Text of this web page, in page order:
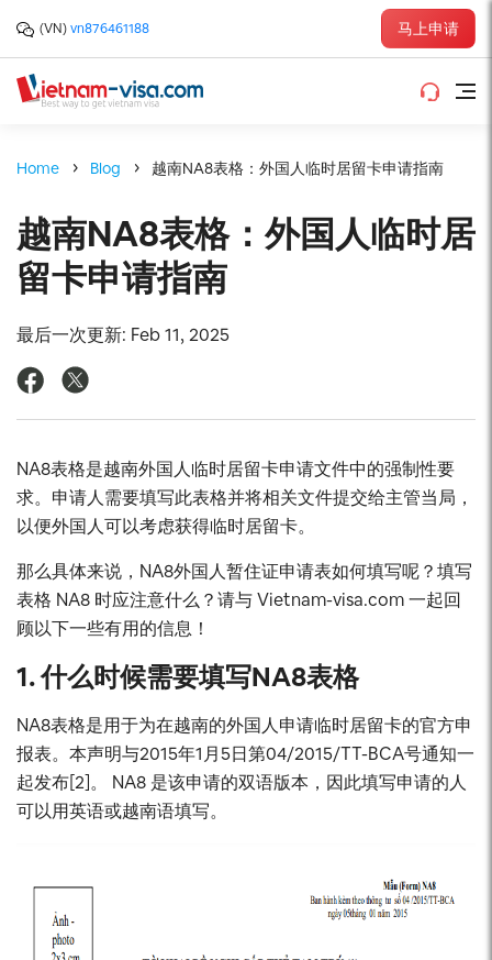
(VN)vn876461188 马上申请
Home Blog 越南NA8表格：外国人临时居留卡申请指南
越南NA8表格：外国人临时居
留卡申请指南
最后一次更新: Feb 11, 2025
NA8表格是越南外国人临时居留卡申请文件中的强制性要
求。申请人需要填写此表格并将相关文件提交给主管当局，
以便外国人可以考虑获得临时居留卡。
那么具体来说，NA8外国人暂住证申请表如何填写呢？填写
表格 NA8 时应注意什么？请与 Vietnam-visa.com 一起回
顾以下一些有用的信息！
1. 什么时候需要填写NA8表格
NA8表格是用于为在越南的外国人申请临时居留卡的官方申
报表。本声明与2015年1月5日第04/2015/TT-BCA号通知一
起发布[2]。 NA8 是该申请的双语版本，因此填写申请的人
可以用英语或越南语填写。